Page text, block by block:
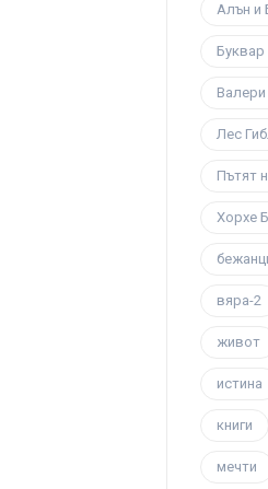
Алън и
Буквар
Лес
Пътят
Хорхе
вяра-2
живот
истина
книги
мечти